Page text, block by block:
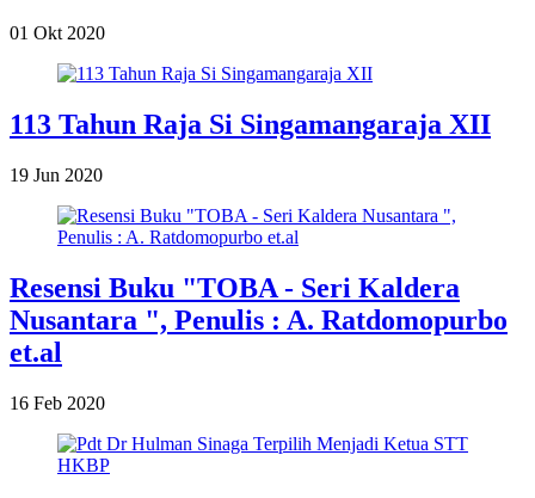
01 Okt 2020
113 Tahun Raja Si Singamangaraja XII
19 Jun 2020
Resensi Buku "TOBA - Seri Kaldera
Nusantara ", Penulis : A. Ratdomopurbo
et.al
16 Feb 2020